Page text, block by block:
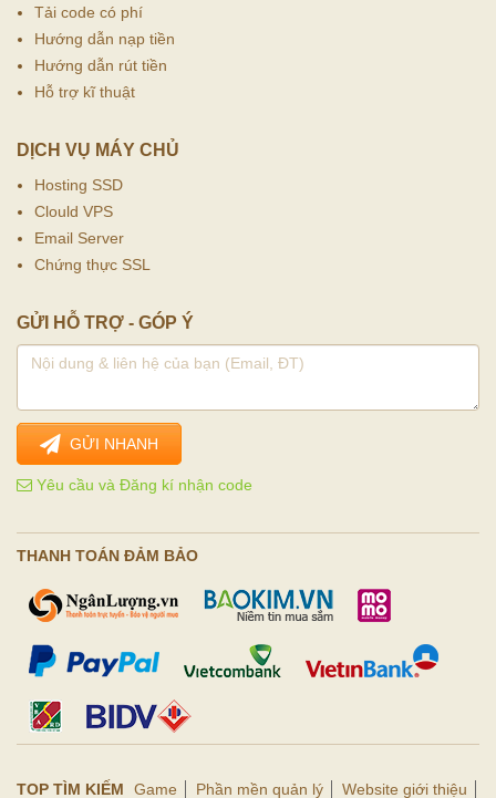
Tải code có phí
Hướng dẫn nạp tiền
Hướng dẫn rút tiền
Hỗ trợ kĩ thuật
DỊCH VỤ MÁY CHỦ
Hosting SSD
Clould VPS
Email Server
Chứng thực SSL
GỬI HỖ TRỢ - GÓP Ý
GỬI NHANH
Yêu cầu và Đăng kí nhận code
THANH TOÁN ĐẢM BẢO
TOP TÌM KIẾM Game Phần mền quản lý Website giới thiệu